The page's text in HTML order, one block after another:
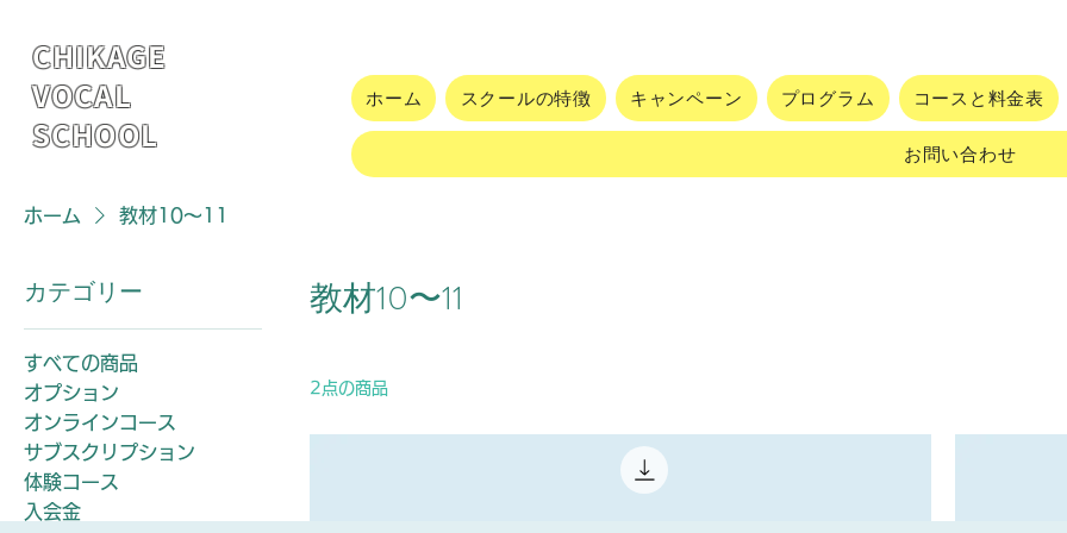
CHIKAGE
VOCAL
SCHOOL
ホーム スクールの特徴 キャンペーン プログラム コースと料金表
お問い合わせ
ホーム 教材10〜11
カテゴリー
すべての商品
オプション
オンラインコース
サブスクリプション
体験コース
入会金
教材10〜11
2点の商品